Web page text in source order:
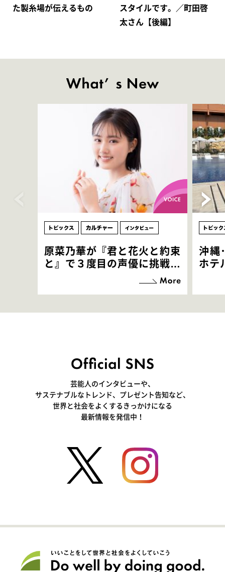
た製糸場が伝えるもの
スタイルです。／町田啓
太さん【後編】
原菜乃華が『君と花火と約束
と』で３度目の声優に挑戦！
「お邪魔させてもらっている
感覚ですが､お芝居に没頭で
沖縄
ホテ
芸能人のインタビューや、
サステナブルなトレンド、プレゼント告知など、
世界と社会をよくするきっかけになる
最新情報を発信中！